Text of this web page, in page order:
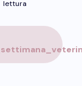
lettura